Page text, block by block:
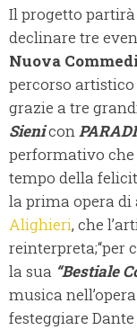
Il progetto
declinare tre
Nuova
percorso
grazie a tre
Sienicon
performativo che
tempo della
la prima opera
Alighieri, che
reinterpreta;“per
la sua “Bestiale
musica
festeggiare